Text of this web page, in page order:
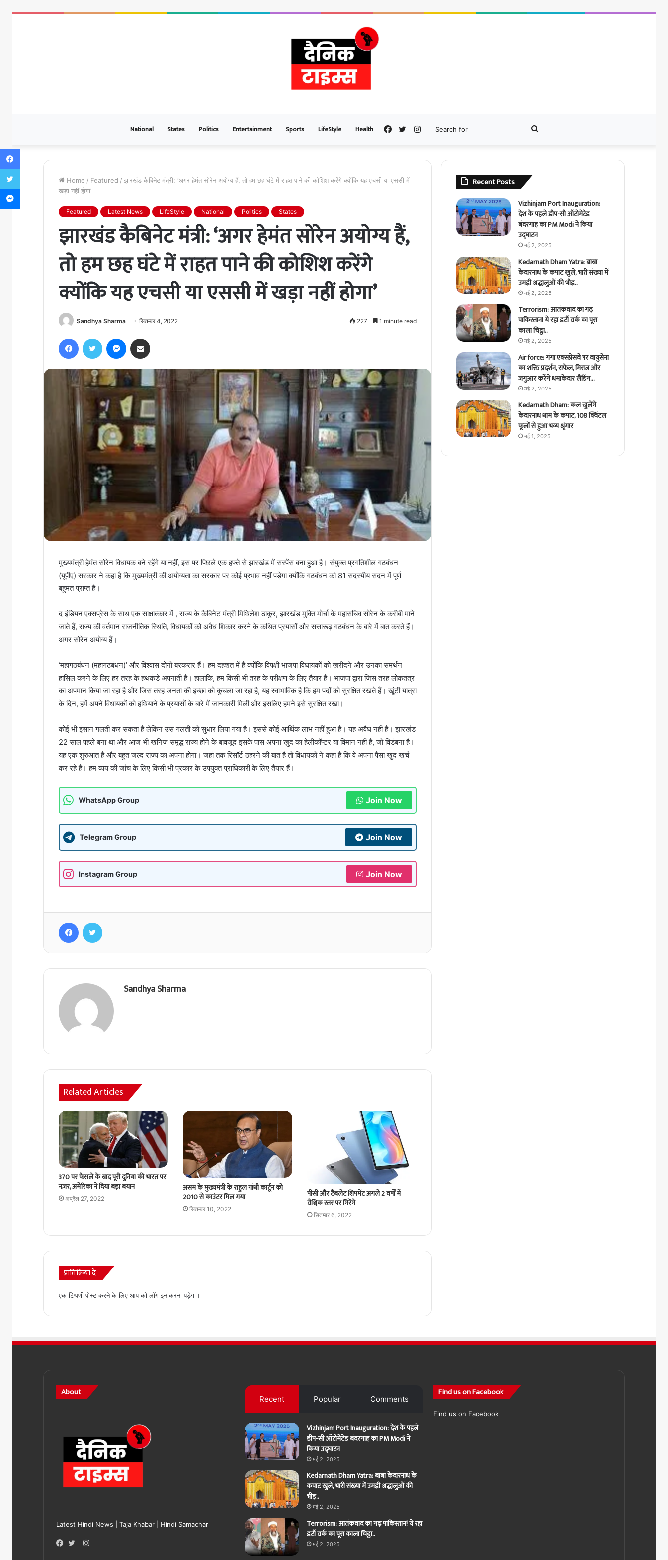
National States Politics Entertainment Sports LifeStyle Health Search
for
Instagram
Twitter
Facebook
Home / Featured / झारखंड कैबिनेट मंत्री: ‘अगर हेमंत सोरेन अयोग्य हैं, तो हम छह घंटे में राहत पाने की कोशिश करेंगे क्योंकि यह एचसी या एससी में
खड़ा नहीं होगा’
Featured Latest News LifeStyle National Politics States
झारखंड कैबिनेट मंत्री: ‘अगर हेमंत सोरेन अयोग्य हैं,
तो हम छह घंटे में राहत पाने की कोशिश करेंगे
क्योंकि यह एचसी या एससी में खड़ा नहीं होगा’
Sandhya Sharma सितम्बर 4, 2022 227 1 minute read
FacebookTwitter Messenger
मुख्यमंत्री हेमंत सोरेन विधायक बने रहेंगे या नहीं, इस पर पिछले एक हफ्ते से झारखंड में सस्पेंस बना हुआ है। संयुक्त प्रगतिशील गठबंधन
(यूपीए) सरकार ने कहा है कि मुख्यमंत्री की अयोग्यता का सरकार पर कोई प्रभाव नहीं पड़ेगा क्योंकि गठबंधन को 81 सदस्यीय सदन में पूर्ण
बहुमत प्राप्त है।
द इंडियन एक्सप्रेस के साथ एक साक्षात्कार में , राज्य के कैबिनेट मंत्री मिथिलेश ठाकुर, झारखंड मुक्ति मोर्चा के महासचिव सोरेन के करीबी माने
जाते हैं, राज्य की वर्तमान राजनीतिक स्थिति, विधायकों को अवैध शिकार करने के कथित प्रयासों और सत्तारूढ़ गठबंधन के बारे में बात करते हैं।
अगर सोरेन अयोग्य हैं।
‘महागठबंधन (महागठबंधन)’ और विश्वास दोनों बरकरार हैं। हम दहशत में हैं क्योंकि विपक्षी भाजपा विधायकों को खरीदने और उनका समर्थन
हासिल करने के लिए हर तरह के हथकंडे अपनाती है। हालांकि, हम किसी भी तरह के परीक्षण के लिए तैयार हैं। भाजपा द्वारा जिस तरह लोकतंत्र
का अपमान किया जा रहा है और जिस तरह जनता की इच्छा को कुचला जा रहा है, यह स्वाभाविक है कि हम पदों को सुरक्षित रखते हैं। खूंटी यात्रा
के दिन, हमें अपने विधायकों को हथियाने के प्रयासों के बारे में जानकारी मिली और इसलिए हमने इसे सुरक्षित रखा।
कोई भी इंसान गलती कर सकता है लेकिन उस गलती को सुधार लिया गया है। इससे कोई आर्थिक लाभ नहीं हुआ है। यह अवैध नहीं है। झारखंड
22 साल पहले बना था और आज भी खनिज समृद्ध राज्य होने के बावजूद इसके पास अपना खुद का हेलीकॉप्टर या विमान नहीं है, जो विडंबना है।
यह एक शुरुआत है और बहुत जल्द राज्य का अपना होगा। जहां तक ​​रिसॉर्ट ठहरने की बात है तो विधायकों ने कहा है कि वे अपना पैसा खुद खर्च
कर रहे हैं। हम व्यय की जांच के लिए किसी भी प्रकार के उपयुक्त प्राधिकारी के लिए तैयार हैं।
WhatsApp Group Join Now
Telegram Group Join Now
Instagram Group Join Now
Facebook
Sandhya Sharma
Related Articles
370 पर फैसले के बाद पूरी दुनिया की भारत पर
नज़र, अमेरिका ने दिया बड़ा बयान
अप्रैल 27, 2022
असम के मुख्यमंत्री के राहुल गांधी कार्टून को
2010 से काउंटर मिल गया
सितम्बर 10, 2022
पीसी और टैबलेट शिपमेंट अगले 2 वर्षों में
वैश्विक स्तर पर गिरेंगे
सितम्बर 6, 2022
प्रातिक्रिया दे
एक टिप्पणी पोस्ट करने के लिए आप कोलॉग इनकरना पड़ेगा।
Recent Posts
Vizhinjam Port Inauguration:
देश के पहले डीप-सी ऑटोमेटेड
बंदरगाह का PM Modi ने किया
उद्घाटन
मई 2, 2025
Kedarnath Dham Yatra: बाबा
केदारनाथ के कपाट खुले, भारी संख्या में
उमड़ी श्रद्धालुओं की भीड़..
मई 2, 2025
Terrorism: आतंकवाद का गढ़
पाकिस्तान! ये रहा डर्टी वर्क का पूरा
काला चिट्ठा..
मई 2, 2025
Air force: गंगा एक्सप्रेसवे पर वायुसेना
का शक्ति प्रदर्शन, राफेल, मिराज और
जगुआर करेंगे धमाकेदार लैंडिंग…
मई 2, 2025
Kedarnath Dham: कल खुलेंगे
केदारनाथ धाम के कपाट, 108 क्विंटल
फूलों से हुआ भव्य श्रृंगार
मई 1, 2025
About
Latest Hindi News | Taja Khabar | Hindi Samachar
Instagram
Recent Popular Comments
Vizhinjam Port Inauguration: देश के पहले
डीप-सी ऑटोमेटेड बंदरगाह का PM Modi ने
किया उद्घाटन
मई 2, 2025
Kedarnath Dham Yatra: बाबा केदारनाथ के
कपाट खुले, भारी संख्या में उमड़ी श्रद्धालुओं की
भीड़..
मई 2, 2025
Terrorism: आतंकवाद का गढ़ पाकिस्तान! ये रहा
डर्टी वर्क का पूरा काला चिट्ठा..
मई 2, 2025
Find us on Facebook
Find us on Facebook
Facebook
Twitter
Messenger